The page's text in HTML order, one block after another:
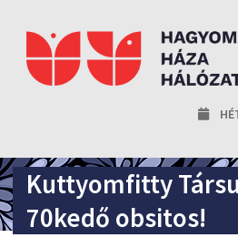
Kuttyomfitty
70kedő obsitos!